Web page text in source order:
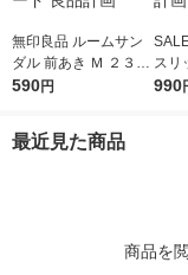
無印良品 ルームサン
ダル 前あき Ｍ ２３．
５〜２５ｃｍ用 生成×
590円
スリ
３．
990
最近見た商品
商品を